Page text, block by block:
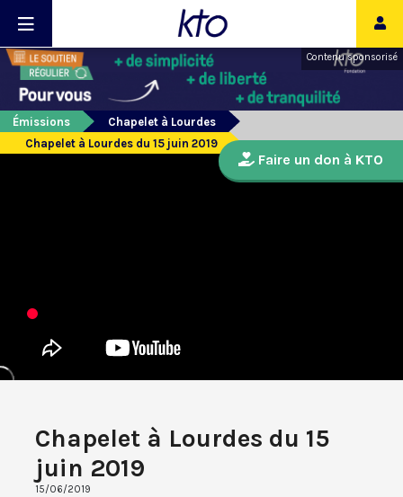
Contenu sponsorisé
Émissions
Chapelet à Lourdes
Chapelet à Lourdes du 15 juin 2019
Chapelet à Lourdes du 15
juin 2019
15/06/2019
Faire un don à KTO